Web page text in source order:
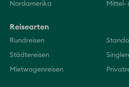
Nordamerika Mittel-
Reisearten
Rundreisen
Städtereisen
Mietwagenreisen